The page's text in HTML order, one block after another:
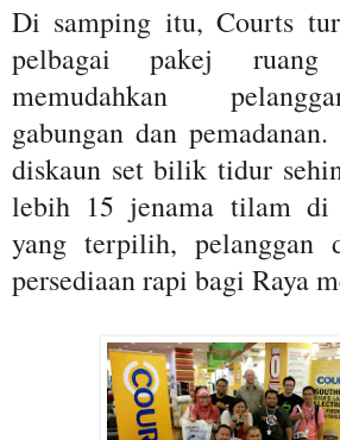
Di samping itu, Courts
pelbagai pakej
memudahkan
gabungan dan
diskaun set bilik tidur
lebih 15 jenama tilam di
yang terpilih, pelanggan
persediaan rapi bagi Raya